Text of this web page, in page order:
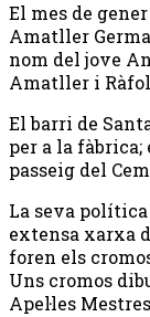
El mes de
Amatller
nom del jove
Amatller i
El barri de
per a la fàbrica;
passeig del
La seva
extensa xarxa
foren els
Uns cromos
Apel·les